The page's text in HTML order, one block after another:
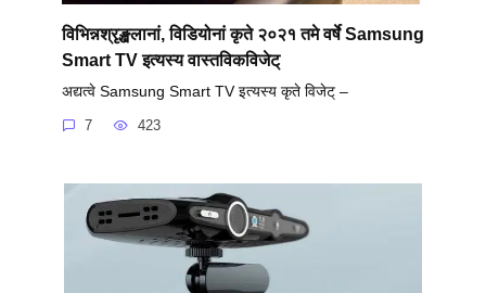
विभिन्नश्रृङ्खलानां, विडियोनां कृते २०२१ तमे वर्षे Samsung
Smart TV इत्यस्य वास्तविकविजेट्
अद्यत्वे Samsung Smart TV इत्यस्य कृते विजेट् –
7 423